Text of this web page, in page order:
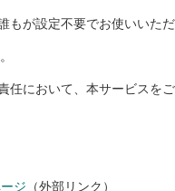
が設定不要でお使いいただ
において、本サービスをご
ジ （外部リンク）